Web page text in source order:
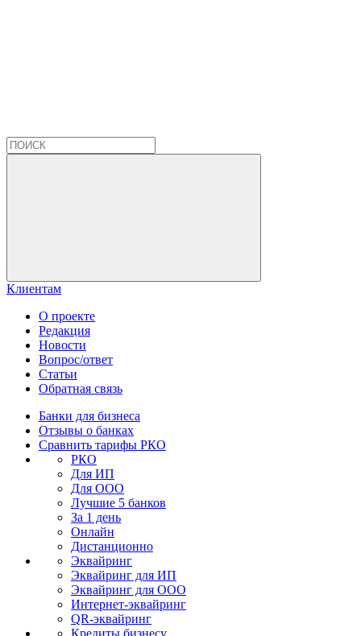
Клиентам
О проекте
Редакция
Новости
Вопрос/ответ
Статьи
Обратная связь
Банки для бизнеса
Отзывы о банках
Сравнить тарифы РКО
РКО
Для ИП
Для ООО
Лучшие 5 банков
За 1 день
Онлайн
Дистанционно
Эквайринг
Эквайринг для ИП
Эквайринг для ООО
Интернет-эквайринг
QR-эквайринг
Кредиты бизнесу